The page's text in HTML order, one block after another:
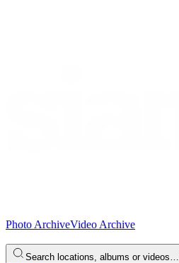
Photo ArchiveVideo Archive
Search locations, albums or videos…